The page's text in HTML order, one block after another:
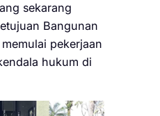
sekarang
Bangunan
pekerjaan
hukum di